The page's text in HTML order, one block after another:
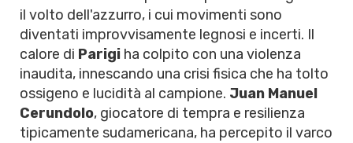
il volto dell'azzurro, i cui movimenti sono
diventati improvvisamente legnosi e incerti. Il
calore di Parigi ha colpito con una violenza
inaudita, innescando una crisi fisica che ha tolto
ossigeno e lucidità al campione. Juan Manuel
Cerundolo, giocatore di tempra e resilienza
tipicamente sudamericana, ha percepito il varco